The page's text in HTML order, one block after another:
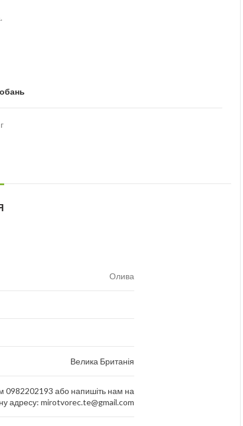
Олива
Велика Британія
0982202193 або напишіть нам на
адресу: mirotvorec.te@gmail.com